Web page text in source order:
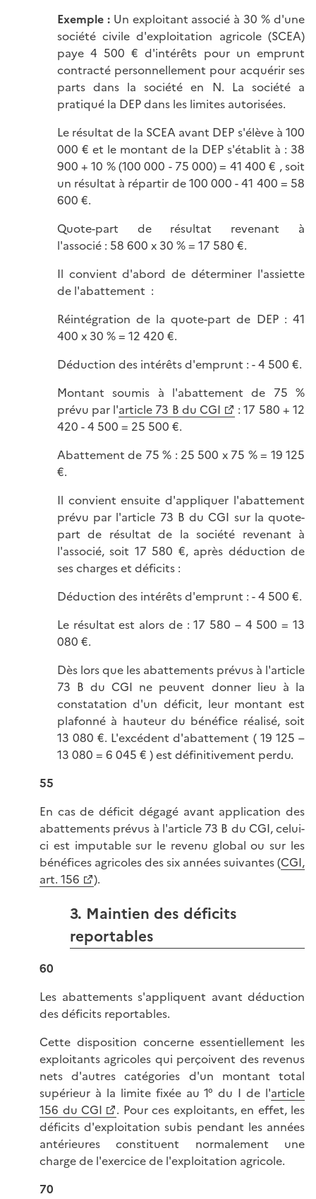
Exemple : Un exploitant associé à 30 % d'une
société civile d'exploitation agricole (SCEA)
paye 4 500 € d'intérêts pour un emprunt
contracté personnellement pour acquérir ses
parts dans la société en N. La société a
pratiqué la DEP dans les limites autorisées.
Le résultat de la SCEA avant DEP s'élève à 100
000 € et le montant de la DEP s'établit à : 38
900 + 10 % (100 000 - 75 000) = 41 400 € , soit
un résultat à répartir de 100 000 - 41 400 = 58
600 €.
Quote-part de résultat revenant à
l'associé : 58 600 x 30 % = 17 580 €.
Il convient d'abord de déterminer l'assiette
de l'abattement :
Réintégration de la quote-part de DEP : 41
400 x 30 % = 12 420 €.
Déduction des intérêts d'emprunt : - 4 500 €.
Montant soumis à l'abattement de 75 %
prévu par l'article 73 B du CGI
: 17 580 + 12
420 - 4 500 = 25 500 €.
Abattement de 75 % : 25 500 x 75 % = 19 125
€.
Il convient ensuite d'appliquer l'abattement
prévu par l'article 73 B du CGI sur la quote-
part de résultat de la société revenant à
l'associé, soit 17 580 €, après déduction de
ses charges et déficits :
Déduction des intérêts d'emprunt : - 4 500 €.
Le résultat est alors de : 17 580 – 4 500 = 13
080 €.
Dès lors que les abattements prévus à l'article
73 B du CGI ne peuvent donner lieu à la
constatation d'un déficit, leur montant est
plafonné à hauteur du bénéfice réalisé, soit
13 080 €. L'excédent d'abattement ( 19 125 –
13 080 = 6 045 € ) est définitivement perdu.
55
En cas de déficit dégagé avant application des
abattements prévus à l'article 73 B du CGI, celui-
ci est imputable sur le revenu global ou sur les
bénéfices agricoles des six années suivantes (CGI,
art. 156
).
3. Maintien des déficits
reportables
60
Les abattements s'appliquent avant déduction
des déficits reportables.
Cette disposition concerne essentiellement les
exploitants agricoles qui perçoivent des revenus
nets d'autres catégories d'un montant total
supérieur à la limite fixée au 1° du I de l'article
156 du CGI
. Pour ces exploitants, en effet, les
déficits d'exploitation subis pendant les années
antérieures constituent normalement une
charge de l'exercice de l'exploitation agricole.
70